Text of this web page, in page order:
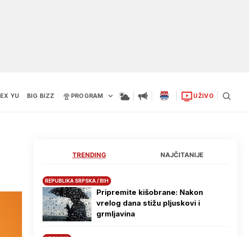
EX YU BIG BIZZ PROGRAM UŽIVO
TRENDING NAJČITANIJE
REPUBLIKA SRPSKA / BIH
Pripremite kišobrane: Nakon
vrelog dana stižu pljuskovi i
grmljavina